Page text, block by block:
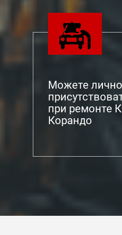
Можете лично
при ремонте
Корандо